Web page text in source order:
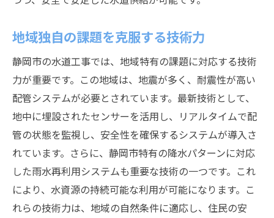
地域独自の課題を克服する技術力
静岡市の水道工事では、地域特有の課題に対応する技術
力が重要です。この地域は、地震が多く、耐震性が高い
配管システムが必要とされています。最新技術として、
地中に埋設されたセンサーを活用し、リアルタイムで配
管の状態を監視し、安全性を確保するシステムが導入さ
れています。さらに、静岡市特有の降水パターンに対応
した雨水再利用システムも重要な技術の一つです。これ
により、水資源の持続可能な利用が可能になります。こ
れらの技術力は、地域の自然条件に適応し、住民の安